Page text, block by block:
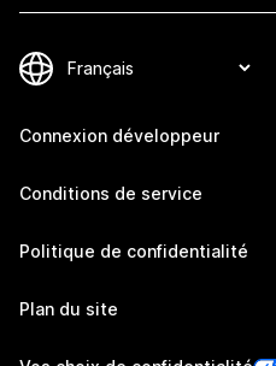
Connexion développeur
Conditions de service
Politique de confidentialité
Plan du site